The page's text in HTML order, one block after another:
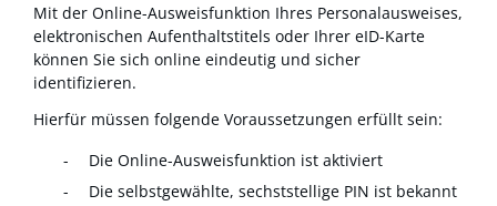
Mit der Online-Ausweisfunktion Ihres Personalausweises,
elektronischen Aufenthaltstitels oder Ihrer eID-Karte
können Sie sich online eindeutig und sicher
identifizieren.
Hierfür müssen folgende Voraussetzungen erfüllt sein:
Die Online-Ausweisfunktion ist aktiviert
Die selbstgewählte, sechststellige PIN ist bekannt